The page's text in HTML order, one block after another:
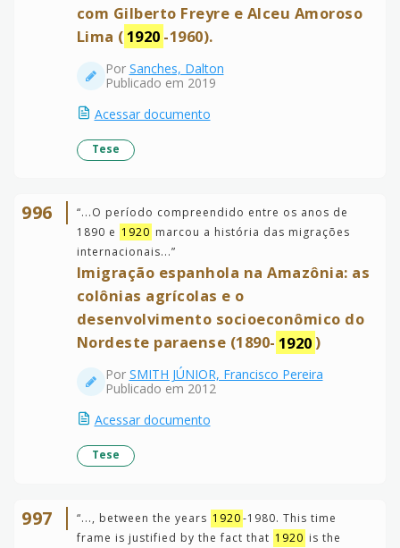
com Gilberto Freyre e Alceu Amoroso
Lima (1920 -1960).
Por Sanches, Dalton
Publicado em 2019
Acessar documento
Tese
996 “...O período compreendido entre os anos de
1890 e 1920 marcou a história das migrações
internacionais...”
Imigração espanhola na Amazônia: as
colônias agrícolas e o
desenvolvimento socioeconômico do
Nordeste paraense (1890- 1920 )
Por SMITH JÚNIOR, Francisco Pereira
Publicado em 2012
Acessar documento
Tese
997 “..., between the years 1920-1980. This time
frame is justified by the fact that 1920 is the